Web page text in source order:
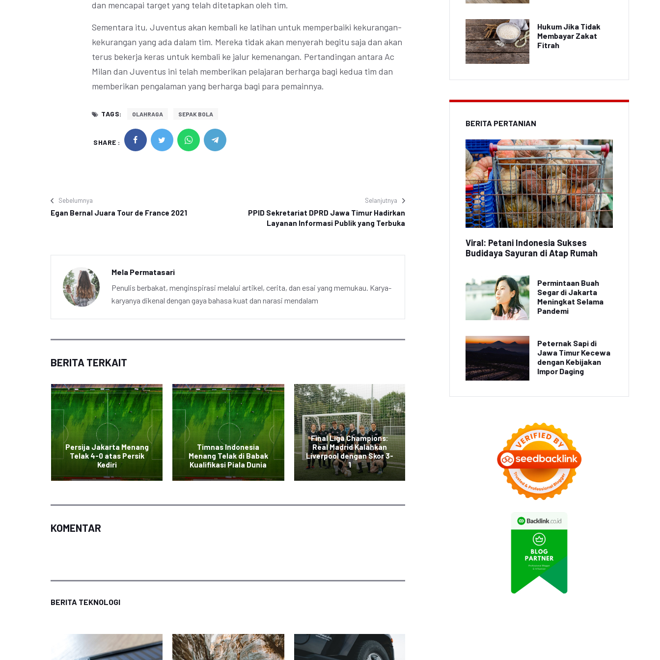
dan mencapai target yang telah ditetapkan oleh tim.
Sementara itu, Juventus akan kembali ke latihan untuk memperbaiki kekurangan-
kekurangan yang ada dalam tim. Mereka tidak akan menyerah begitu saja dan akan
terus bekerja keras untuk kembali ke jalur kemenangan. Pertandingan antara Ac
Milan dan Juventus ini telah memberikan pelajaran berharga bagi kedua tim dan
memberikan pengalaman yang berharga bagi para pemainnya.
TAGS: OLAHRAGA SEPAK BOLA
SHARE :
Sebelumnya
Egan Bernal Juara Tour de France 2021
Selanjutnya
PPID Sekretariat DPRD Jawa Timur Hadirkan
Layanan Informasi Publik yang Terbuka
Mela Permatasari
Penulis berbakat, menginspirasi melalui artikel, cerita, dan esai yang memukau. Karya-
karyanya dikenal dengan gaya bahasa kuat dan narasi mendalam
BERITA TERKAIT
Persija Jakarta Menang
Telak 4-0 atas Persik
Kediri
Timnas Indonesia
Menang Telak di Babak
Kualifikasi Piala Dunia
Final Liga Champions:
Real Madrid Kalahkan
Liverpool dengan Skor 3-
1
Persija Jakarta Menang
Telak 4-0 atas Persik
Timnas Indonesia
Menang Telak di Babak
Kualifikasi Piala Dunia
KOMENTAR
BERITA TEKNOLOGI
Hukum Jika Tidak
Membayar Zakat
Fitrah
BERITA PERTANIAN
Viral: Petani Indonesia Sukses
Budidaya Sayuran di Atap Rumah
Permintaan Buah
Segar di Jakarta
Meningkat Selama
Pandemi
Peternak Sapi di
Jawa Timur Kecewa
dengan Kebijakan
Impor Daging